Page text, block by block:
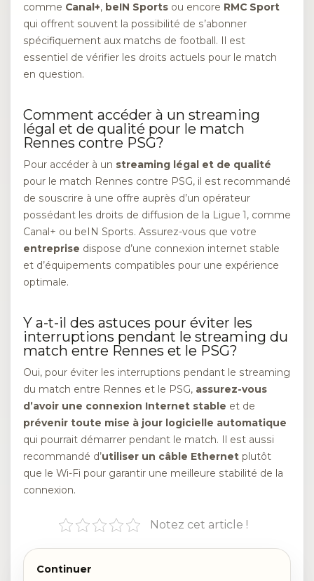
comme Canal+, beIN Sports ou encore RMC Sport
qui offrent souvent la possibilité de s’abonner
spécifiquement aux matchs de football. Il est
essentiel de vérifier les droits actuels pour le match
en question.
Comment accéder à un streaming
légal et de qualité pour le match
Rennes contre PSG?
Pour accéder à un streaming légal et de qualité
pour le match Rennes contre PSG, il est recommandé
de souscrire à une offre auprès d’un opérateur
possédant les droits de diffusion de la Ligue 1, comme
Canal+ ou beIN Sports. Assurez-vous que votre
entreprise dispose d’une connexion internet stable
et d’équipements compatibles pour une expérience
optimale.
Y a-t-il des astuces pour éviter les
interruptions pendant le streaming du
match entre Rennes et le PSG?
Oui, pour éviter les interruptions pendant le streaming
du match entre Rennes et le PSG, assurez-vous
d’avoir une connexion Internet stable et de
prévenir toute mise à jour logicielle automatique
qui pourrait démarrer pendant le match. Il est aussi
recommandé d’utiliser un câble Ethernet plutôt
que le Wi-Fi pour garantir une meilleure stabilité de la
connexion.
Notez cet article !
Continuer